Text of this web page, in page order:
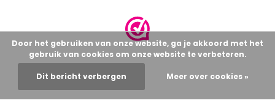
Door het gebruiken van onze website, ga je akkoord met het
gebruik van cookies om onze website te verbeteren.
Dit bericht verbergen Meer over cookies »